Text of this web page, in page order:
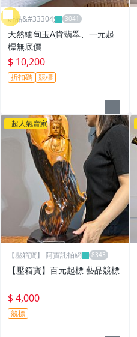
昕品&#33304;
天然緬甸玉A貨翡翠、一元起
標無底價
$ 10,200
折扣碼 競標
超人氣賣家
【壓箱寶】 阿寶託拍網
【壓箱寶】百元起標 藝品競標
$ 4,000
競標